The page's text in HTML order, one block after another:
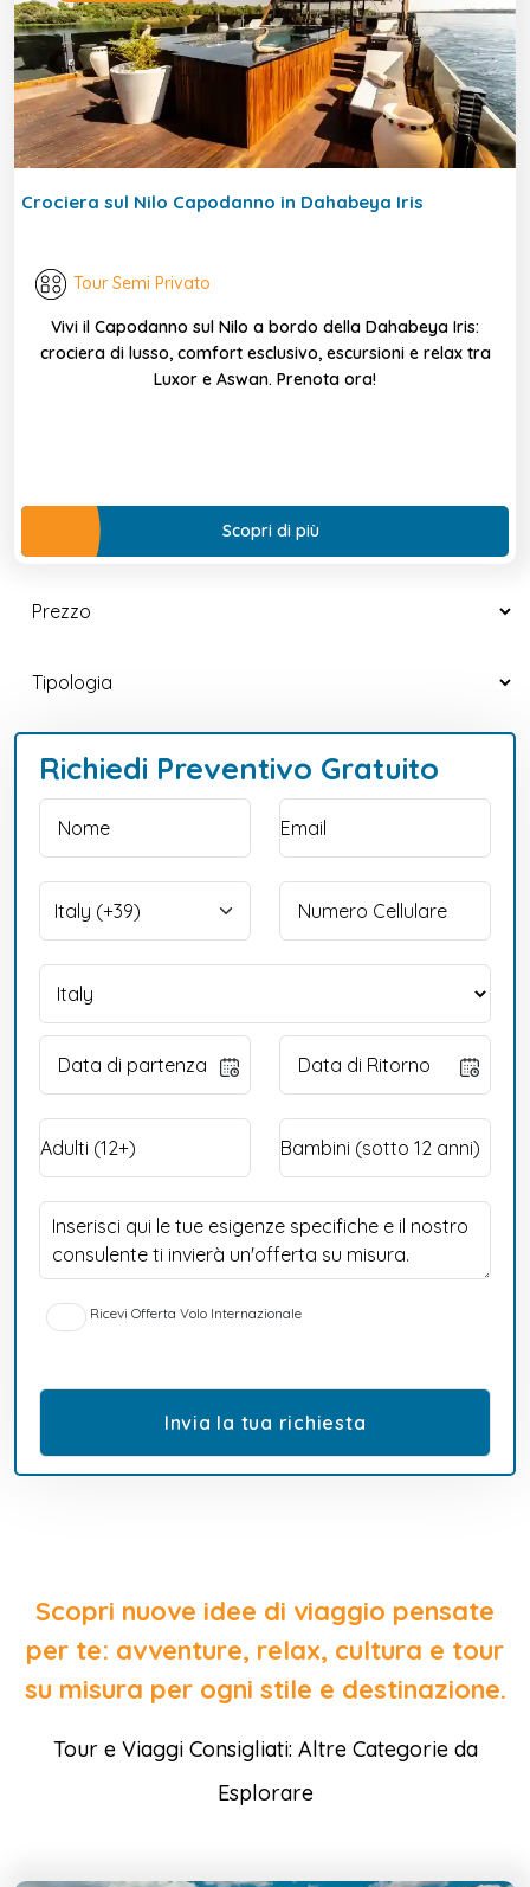
Crociera sul Nilo Capodanno in Dahabeya Iris
Tour Semi Privato
Vivi il Capodanno sul Nilo a bordo della Dahabeya Iris:
crociera di lusso, comfort esclusivo, escursioni e relax tra
Luxor e Aswan. Prenota ora!
Scopri di più
Richiedi Preventivo Gratuito
Ricevi Offerta Volo Internazionale
Scopri nuove idee di viaggio pensate
per te: avventure, relax, cultura e tour
su misura per ogni stile e destinazione.
Tour e Viaggi Consigliati: Altre Categorie da
Esplorare